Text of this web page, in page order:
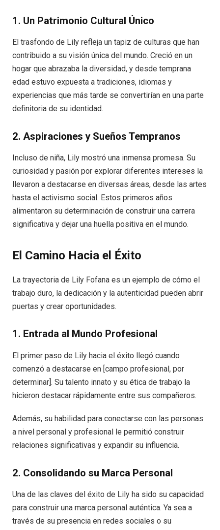
1. Un Patrimonio Cultural Único
El trasfondo de Lily refleja un tapiz de culturas que han
contribuido a su visión única del mundo. Creció en un
hogar que abrazaba la diversidad, y desde temprana
edad estuvo expuesta a tradiciones, idiomas y
experiencias que más tarde se convertirían en una parte
definitoria de su identidad.
2. Aspiraciones y Sueños Tempranos
Incluso de niña, Lily mostró una inmensa promesa. Su
curiosidad y pasión por explorar diferentes intereses la
llevaron a destacarse en diversas áreas, desde las artes
hasta el activismo social. Estos primeros años
alimentaron su determinación de construir una carrera
significativa y dejar una huella positiva en el mundo.
El Camino Hacia el Éxito
La trayectoria de Lily Fofana es un ejemplo de cómo el
trabajo duro, la dedicación y la autenticidad pueden abrir
puertas y crear oportunidades.
1. Entrada al Mundo Profesional
El primer paso de Lily hacia el éxito llegó cuando
comenzó a destacarse en [campo profesional, por
determinar]. Su talento innato y su ética de trabajo la
hicieron destacar rápidamente entre sus compañeros.
Además, su habilidad para conectarse con las personas
a nivel personal y profesional le permitió construir
relaciones significativas y expandir su influencia.
2. Consolidando su Marca Personal
Una de las claves del éxito de Lily ha sido su capacidad
para construir una marca personal auténtica. Ya sea a
través de su presencia en redes sociales o su